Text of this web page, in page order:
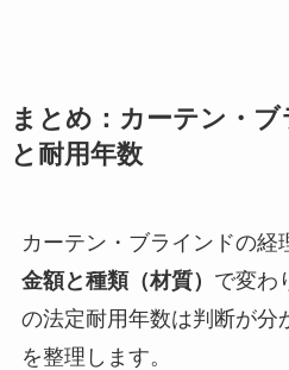
まとめ：カーテン・ブ
と耐用年数
カーテン・ブラインドの経
金額と種類（材質） で変わ
の法定耐用年数は判断が分
を整理します。